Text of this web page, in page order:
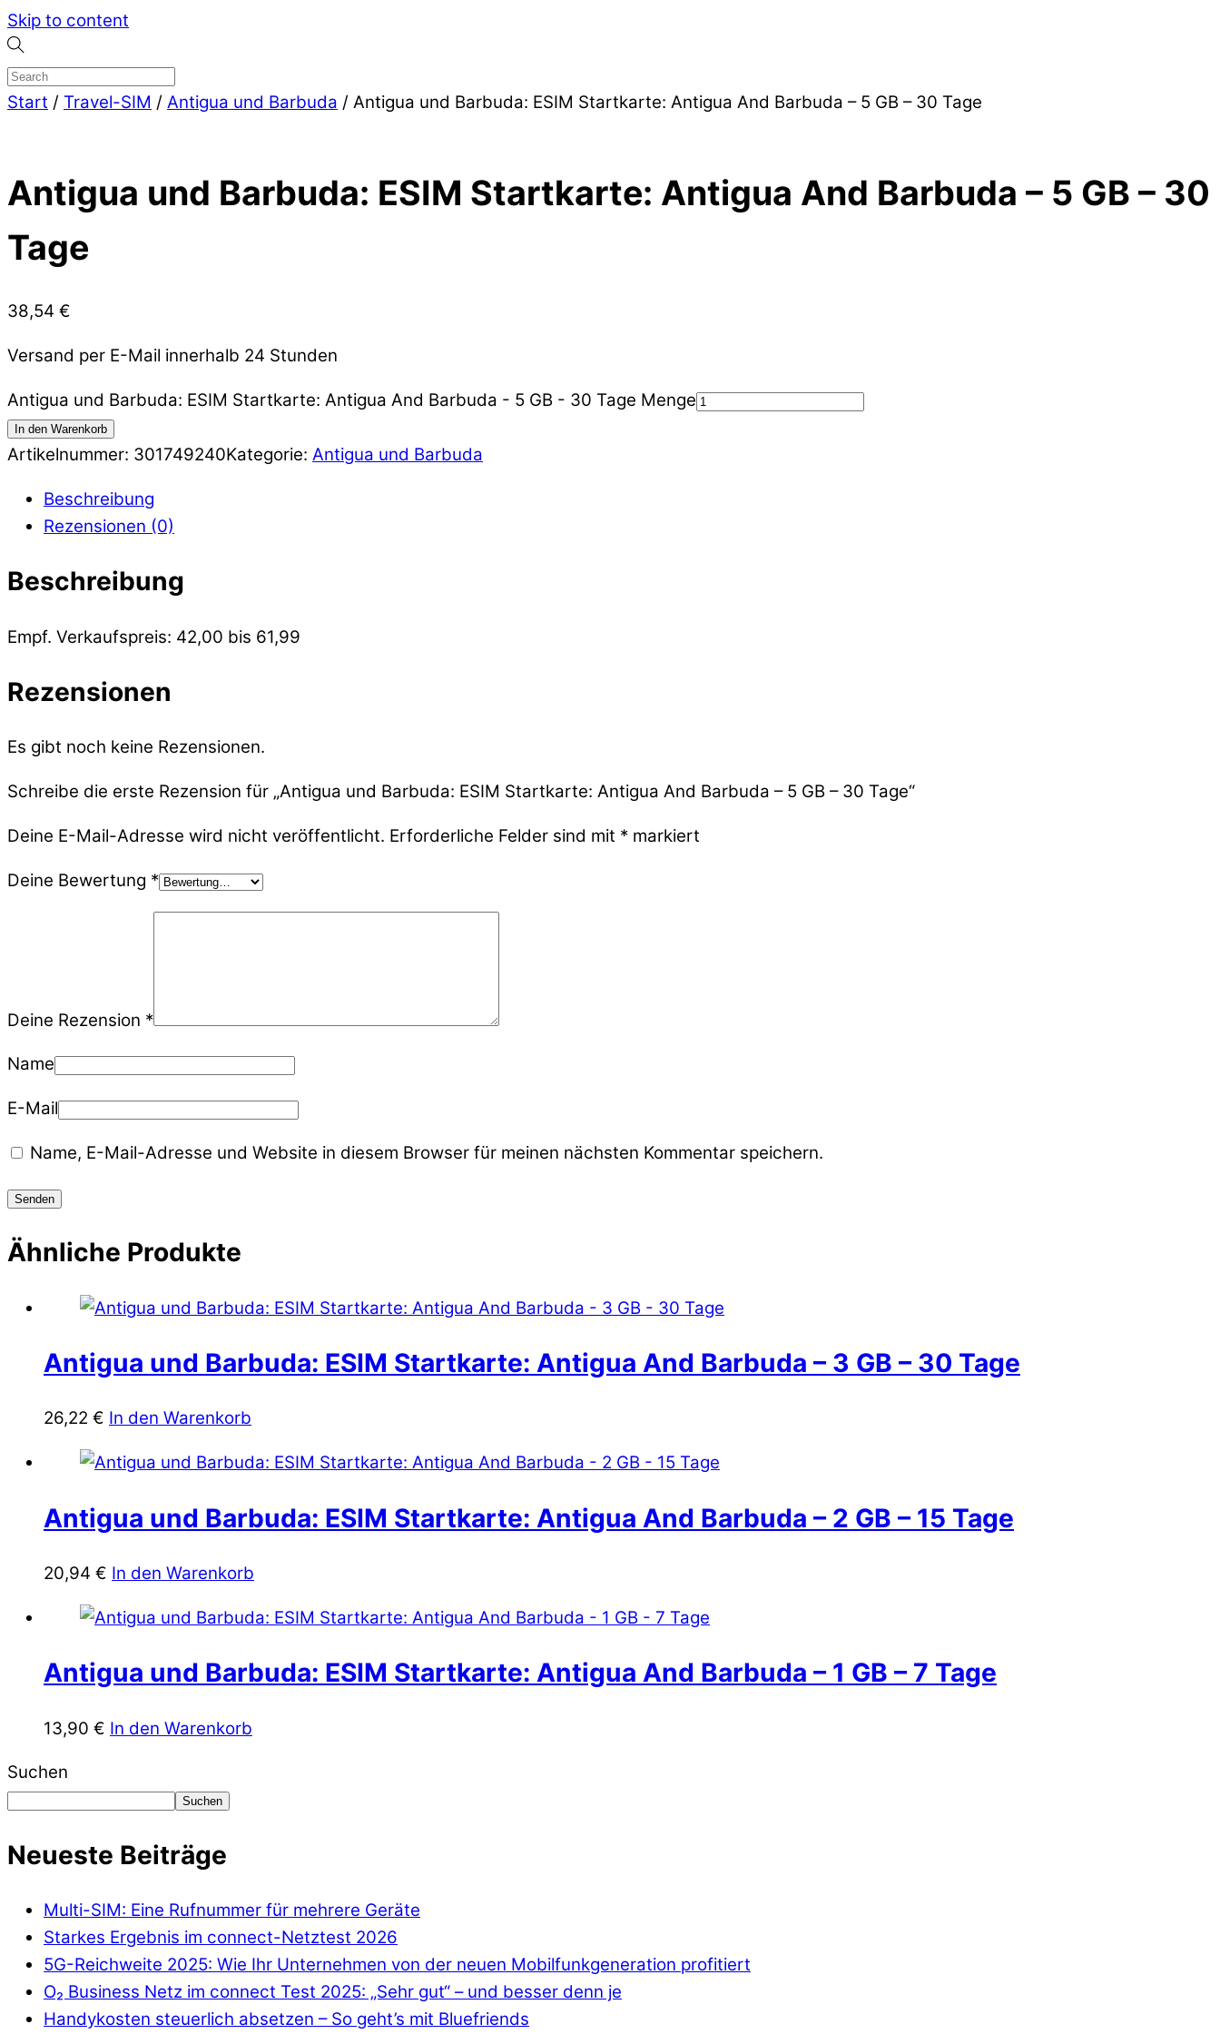
Skip to content
Start / Travel-SIM / Antigua und Barbuda / Antigua und Barbuda: ESIM Startkarte: Antigua And Barbuda – 5 GB – 30 Tage
Antigua und Barbuda: ESIM Startkarte: Antigua And Barbuda – 5 GB – 30
Tage
38,54 €
Versand per E-Mail innerhalb 24 Stunden
Antigua und Barbuda: ESIM Startkarte: Antigua And Barbuda - 5 GB - 30 Tage Menge
In den Warenkorb
Artikelnummer: 301749240Kategorie: Antigua und Barbuda
Beschreibung
Rezensionen (0)
Beschreibung
Empf. Verkaufspreis: 42,00 bis 61,99
Rezensionen
Es gibt noch keine Rezensionen.
Schreibe die erste Rezension für „Antigua und Barbuda: ESIM Startkarte: Antigua And Barbuda – 5 GB – 30 Tage“
Deine E-Mail-Adresse wird nicht veröffentlicht. Erforderliche Felder sind mit * markiert
Deine Bewertung *
Deine Rezension *
Name
E-Mail
Name, E-Mail-Adresse und Website in diesem Browser für meinen nächsten Kommentar speichern.
Ähnliche Produkte
Antigua und Barbuda: ESIM Startkarte: Antigua And Barbuda – 3 GB – 30 Tage
26,22 € In den Warenkorb
Antigua und Barbuda: ESIM Startkarte: Antigua And Barbuda – 2 GB – 15 Tage
20,94 € In den Warenkorb
Antigua und Barbuda: ESIM Startkarte: Antigua And Barbuda – 1 GB – 7 Tage
13,90 € In den Warenkorb
Suchen
Suchen
Neueste Beiträge
Multi-SIM: Eine Rufnummer für mehrere Geräte
Starkes Ergebnis im connect-Netztest 2026
5G-Reichweite 2025: Wie Ihr Unternehmen von der neuen Mobilfunkgeneration profitiert
O₂ Business Netz im connect Test 2025: „Sehr gut“ – und besser denn je
Handykosten steuerlich absetzen – So geht’s mit Bluefriends